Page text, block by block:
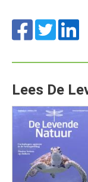
Lees De